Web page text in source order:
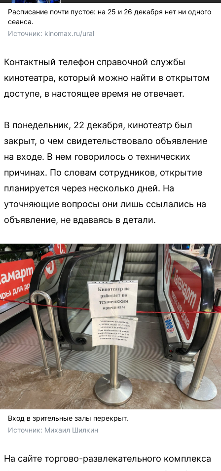
Расписание почти пустое: на 25 и 26 декабря нет ни одного
сеанса.
Источник: kinomax.ru/ural
Контактный телефон справочной службы
кинотеатра, который можно найти в открытом
доступе, в настоящее время не отвечает.
В понедельник, 22 декабря, кинотеатр был
закрыт, о чем свидетельствовало объявление
на входе. В нем говорилось о технических
причинах. По словам сотрудников, открытие
планируется через несколько дней. На
уточняющие вопросы они лишь ссылались на
объявление, не вдаваясь в детали.
Вход в зрительные залы перекрыт.
Источник: Михаил Шилкин
На сайте торгово-развлекательного комплекса